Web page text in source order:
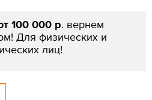
100 000 р. вернем
Для физических и
лиц!